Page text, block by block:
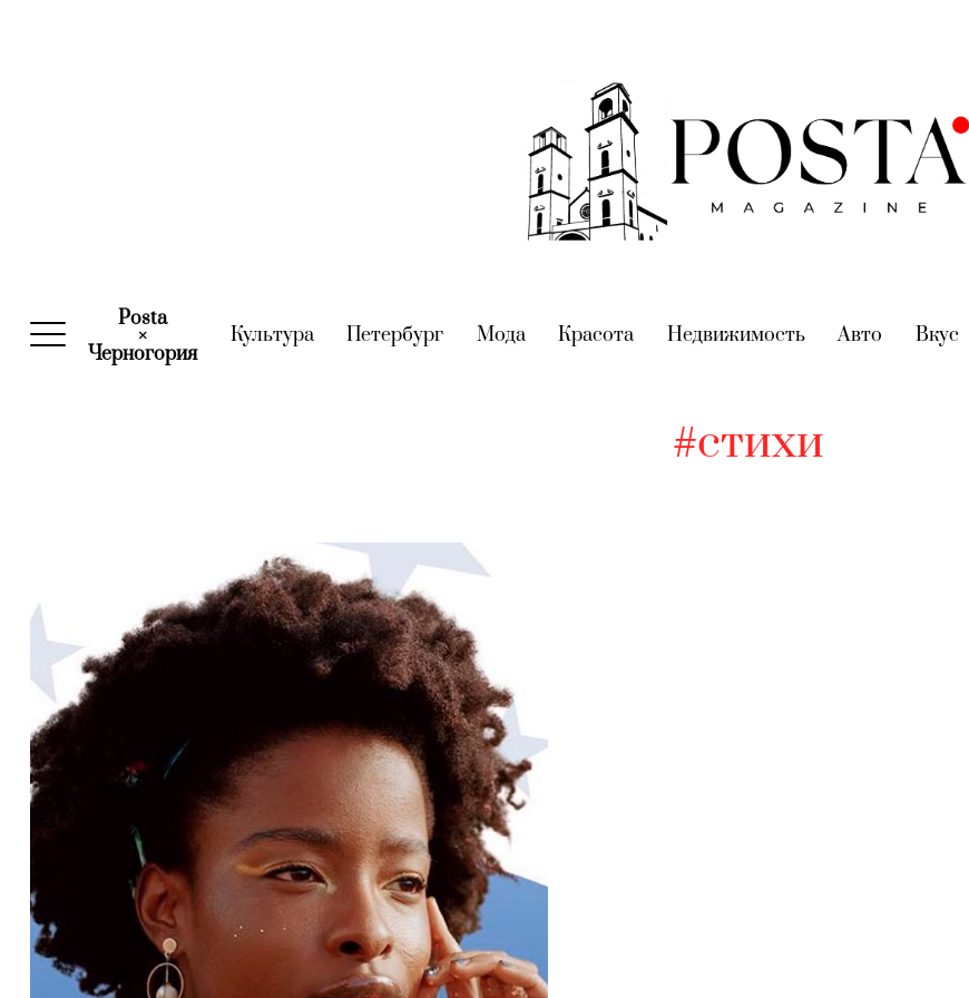
Posta
×
Черногория(current)
Культура(current)
Петербург (current)
Мода(current)
Красота (current)
Недвижимость(current)
Авто (current)
Вкус
#стихи